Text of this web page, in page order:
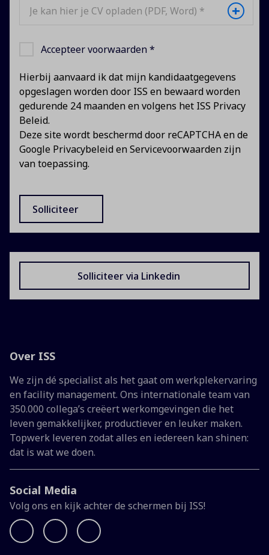
Je kan hier je CV opladen (PDF, Word) *
+
Accepteer voorwaarden *
Hierbij aanvaard ik dat mijn kandidaatgegevens
opgeslagen worden door ISS en bewaard worden
gedurende 24 maanden en volgens het ISS Privacy
Beleid.
Deze site wordt beschermd door reCAPTCHA en de
Google PrivacybeleidenServicevoorwaarden zijn
van toepassing.
Solliciteer
Solliciteer via Linkedin
Over ISS
We zijn dé specialist als het gaat om werkplekervaring
en facility management. Ons internationale team van
350.000 collega’s creëert werkomgevingen die het
leven gemakkelijker, productiever en leuker maken.
Topwerk leveren zodat alles en iedereen kan shinen:
dat is wat we doen.
Social Media
Volg ons en kijk achter de schermen bij ISS!